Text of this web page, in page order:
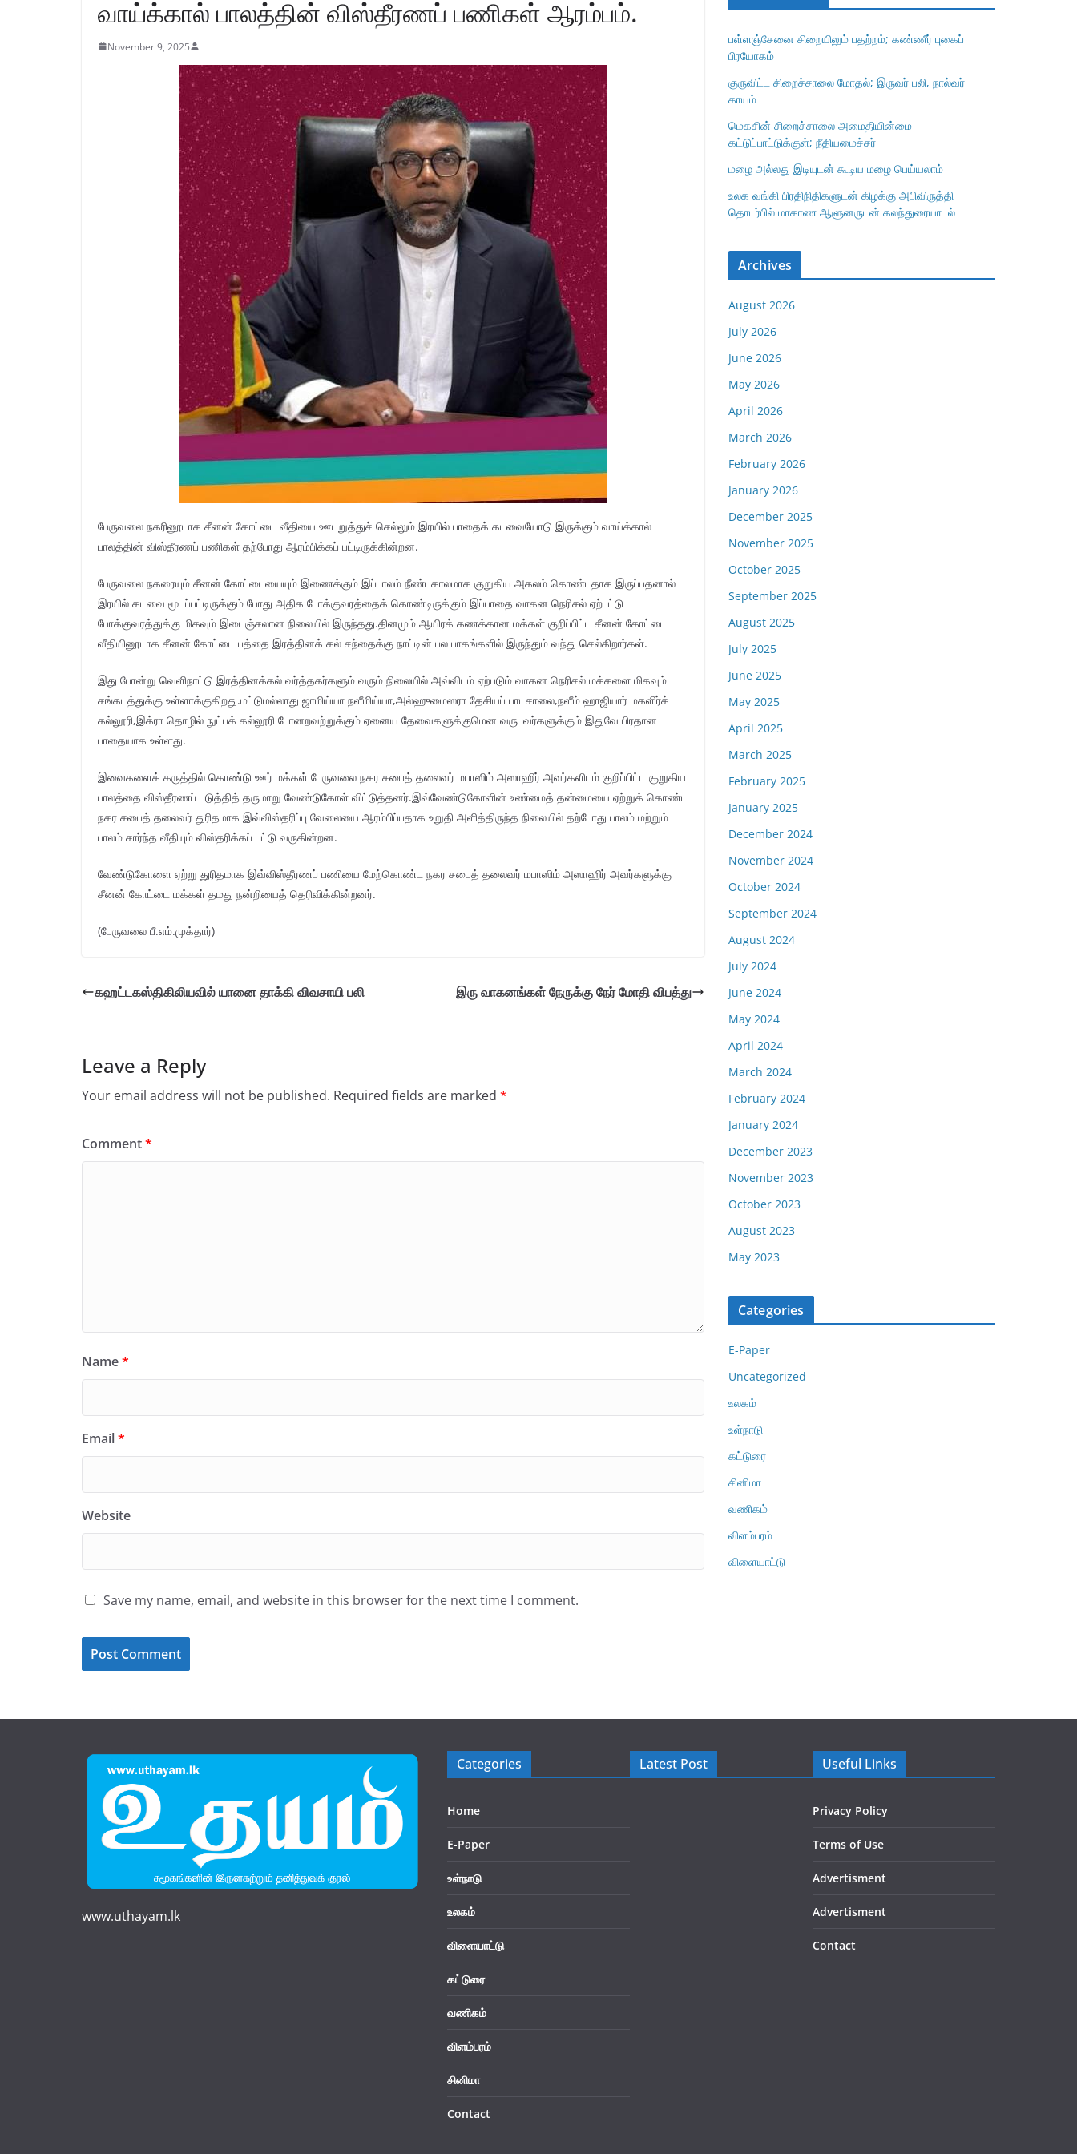
வாய்க்கால் பாலத்தின் விஸ்தீரணப் பணிகள் ஆரம்பம்.
November 9, 2025
பேருவலை நகரினூடாக சீனன் கோட்டை வீதியை ஊடறுத்துச் செல்லும் இரயில் பாதைக் கடவையோடு இருக்கும் வாய்க்கால்
பாலத்தின் விஸ்தீரணப் பணிகள் தற்போது ஆரம்பிக்கப் பட்டிருக்கின்றன.
பேருவலை நகரையும் சீனன் கோட்டையையும் இணைக்கும் இப்பாலம் நீண்டகாலமாக குறுகிய அகலம் கொண்டதாக இருப்பதனால்
இரயில் கடவை மூடப்பட்டிருக்கும் போது அதிக போக்குவரத்தைக் கொண்டிருக்கும் இப்பாதை வாகன நெரிசல் ஏற்பட்டு
போக்குவரத்துக்கு மிகவும் இடைஞ்சலான நிலையில் இருந்தது.தினமும் ஆயிரக் கணக்கான மக்கள் குறிப்பிட்ட சீனன் கோட்டை
வீதியினூடாக சீனன் கோட்டை பத்தை இரத்தினக் கல் சந்தைக்கு நாட்டின் பல பாகங்களில் இருந்தும் வந்து செல்கிறார்கள்.
இது போன்று வெளிநாட்டு இரத்தினக்கல் வர்த்தகர்களும் வரும் நிலையில் அவ்விடம் ஏற்படும் வாகன நெரிசல் மக்களை மிகவும்
சங்கடத்துக்கு உள்ளாக்குகிறது.மட்டுமல்லாது ஜாமிய்யா நளீமிய்யா,அல்ஹுமைஸரா தேசியப் பாடசாலை,நளீம் ஹாஜியார் மகளிர்க்
கல்லூரி,இக்ரா தொழில் நுட்பக் கல்லூரி போனறவற்றுக்கும் ஏனைய தேவைகளுக்குமென வருபவர்களுக்கும் இதுவே பிரதான
பாதையாக உள்ளது.
இவைகளைக் கருத்தில் கொண்டு ஊர் மக்கள் பேருவலை நகர சபைத் தலைவர் மபாஸிம் அஸாஹிர் அவர்களிடம் குறிப்பிட்ட குறுகிய
பாலத்தை விஸ்தீரணப் படுத்தித் தருமாறு வேண்டுகோள் விட்டுத்தனர்.இவ்வேண்டுகோளின் உண்மைத் தன்மையை ஏற்றுக் கொண்ட
நகர சபைத் தலைவர் துரிதமாக இவ்விஸ்தரிப்பு வேலையை ஆரம்பிப்பதாக உறுதி அளித்திருந்த நிலையில் தற்போது பாலம் மற்றும்
பாலம் சார்ந்த வீதியும் விஸ்தரிக்கப் பட்டு வருகின்றன.
வேண்டுகோளை ஏற்று துரிதமாக இவ்விஸ்தீரணப் பணியை மேற்கொண்ட நகர சபைத் தலைவர் மபாஸிம் அஸாஹிர் அவர்களுக்கு
சீனன் கோட்டை மக்கள் தமது நன்றியைத் தெரிவிக்கின்றனர்.
(பேருவலை பீ.எம்.முக்தார்)
கஹட்டகஸ்திகிலியவில் யானை தாக்கி விவசாயி பலி இரு வாகனங்கள் நேருக்கு நேர் மோதி விபத்து
Leave a Reply
Your email address will not be published. Required fields are marked *
Comment*
Name*
Email*
Website
Save my name, email, and website in this browser for the next time I comment.
பள்ளஞ்சேனை சிறையிலும் பதற்றம்; கண்ணீர் புகைப்
பிரயோகம்
குருவிட்ட சிறைச்சாலை மோதல்; இருவர் பலி, நால்வர்
காயம்
மெகசின் சிறைச்சாலை அமைதியின்மை
கட்டுப்பாட்டுக்குள்; நீதியமைச்சர்
மழை அல்லது இடியுடன் கூடிய மழை பெய்யலாம்
உலக வங்கி பிரதிநிதிகளுடன் கிழக்கு அபிவிருத்தி
தொடர்பில் மாகாண ஆளுனருடன் கலந்துரையாடல்
Archives
August 2026
July 2026
June 2026
May 2026
April 2026
March 2026
February 2026
January 2026
December 2025
November 2025
October 2025
September 2025
August 2025
July 2025
June 2025
May 2025
April 2025
March 2025
February 2025
January 2025
December 2024
November 2024
October 2024
September 2024
August 2024
July 2024
June 2024
May 2024
April 2024
March 2024
February 2024
January 2024
December 2023
November 2023
October 2023
August 2023
May 2023
Categories
E-Paper
Uncategorized
உலகம்
உள்நாடு
கட்டுரை
சினிமா
வணிகம்
விளம்பரம்
விளையாட்டு
www.uthayam.lk
Categories
Home
E-Paper
உள்நாடு
உலகம்
விளையாட்டு
கட்டுரை
வணிகம்
விளம்பரம்
சினிமா
Contact
Latest Post Useful Links
Privacy Policy
Terms of Use
Advertisment
Advertisment
Contact